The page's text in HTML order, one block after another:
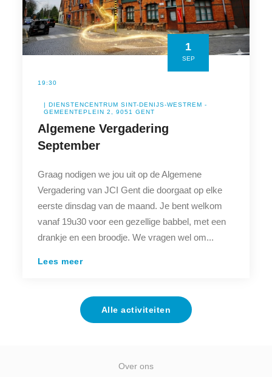
1
SEP
19:30
| DIENSTENCENTRUM SINT-DENIJS-WESTREM -
GEMEENTEPLEIN 2, 9051 GENT
Algemene Vergadering
September
Graag nodigen we jou uit op de Algemene
Vergadering van JCI Gent die doorgaat op elke
eerste dinsdag van de maand. Je bent welkom
vanaf 19u30 voor een gezellige babbel, met een
drankje en een broodje. We vragen wel om...
Lees meer
Alle activiteiten
Over ons